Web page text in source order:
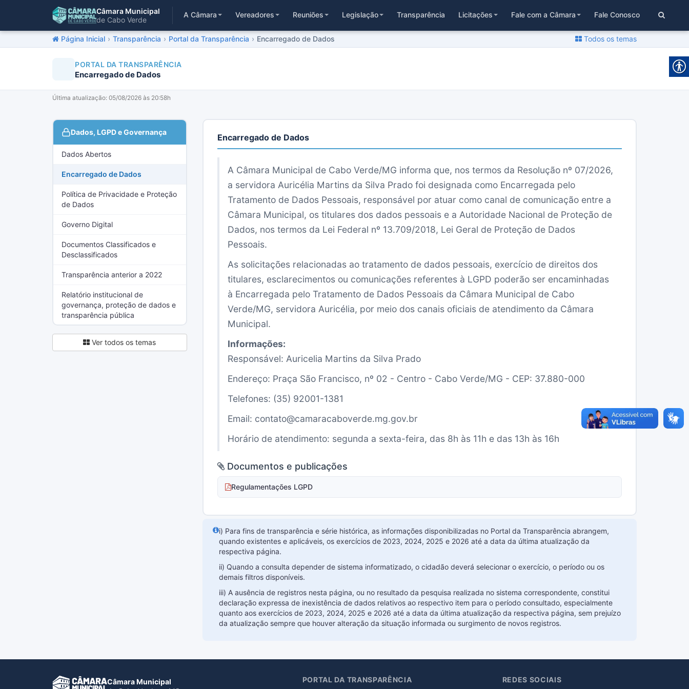
Câmara Municipal
de Cabo Verde
A Câmara Vereadores Reuniões Legislação Transparência Licitações Fale com a Câmara Fale Conosco
Página Inicial › Transparência › Portal da Transparência › Encarregado de Dados Todos os temas
PORTAL DA TRANSPARÊNCIA
Encarregado de Dados
Última atualização: 05/08/2026 às 20:58h
Dados, LGPD e Governança
Dados Abertos
Encarregado de Dados
Política de Privacidade e Proteção
de Dados
Governo Digital
Documentos Classificados e
Desclassificados
Transparência anterior a 2022
Relatório institucional de
governança, proteção de dados e
transparência pública
Ver todos os temas
Encarregado de Dados
A Câmara Municipal de Cabo Verde/MG informa que, nos termos da Resolução nº 07/2026,
a servidora Auricélia Martins da Silva Prado foi designada como Encarregada pelo
Tratamento de Dados Pessoais, responsável por atuar como canal de comunicação entre a
Câmara Municipal, os titulares dos dados pessoais e a Autoridade Nacional de Proteção de
Dados, nos termos da Lei Federal nº 13.709/2018, Lei Geral de Proteção de Dados
Pessoais.
As solicitações relacionadas ao tratamento de dados pessoais, exercício de direitos dos
titulares, esclarecimentos ou comunicações referentes à LGPD poderão ser encaminhadas
à Encarregada pelo Tratamento de Dados Pessoais da Câmara Municipal de Cabo
Verde/MG, servidora Auricélia, por meio dos canais oficiais de atendimento da Câmara
Municipal.
Informações:
Responsável: Auricelia Martins da Silva Prado
Endereço: Praça São Francisco, nº 02 - Centro - Cabo Verde/MG - CEP: 37.880-000
Telefones: (35) 92001-1381
Email: contato@camaracaboverde.mg.gov.br
Horário de atendimento: segunda a sexta-feira, das 8h às 11h e das 13h às 16h
Documentos e publicações
Regulamentações LGPD
i) Para fins de transparência e série histórica, as informações disponibilizadas no Portal da Transparência abrangem,
quando existentes e aplicáveis, os exercícios de 2023, 2024, 2025 e 2026 até a data da última atualização da
respectiva página.
ii) Quando a consulta depender de sistema informatizado, o cidadão deverá selecionar o exercício, o período ou os
demais filtros disponíveis.
iii) A ausência de registros nesta página, ou no resultado da pesquisa realizada no sistema correspondente, constitui
declaração expressa de inexistência de dados relativos ao respectivo item para o período consultado, especialmente
quanto aos exercícios de 2023, 2024, 2025 e 2026 até a data da última atualização da respectiva página, sem prejuízo
da atualização sempre que houver alteração da situação informada ou surgimento de novos registros.
Câmara Municipal
PORTAL DA TRANSPARÊNCIA REDES SOCIAIS